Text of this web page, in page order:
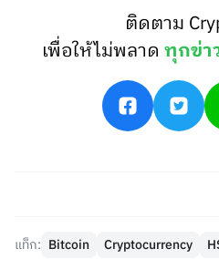
ติดตาม
เพื่อให้ไม่พลาดทุกข่า
แท็ก: Bitcoin Cryptocurrency